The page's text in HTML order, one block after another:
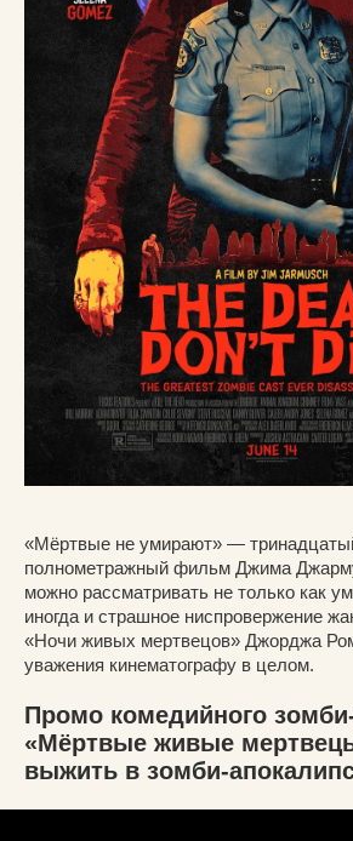
«Мёртвые не умирают» —
полнометражный фильм Джима
можно рассматривать не только как
иногда и страшное ниспровержение
«Ночи живых мертвецов» Джорджа
уважения кинематографу в целом.
Промо комедийного
«Мёртвые живые
выжить в зомби-